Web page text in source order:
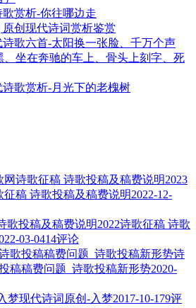
赏析-你往哪边走
创现代诗词赏析鉴赏
歌六首-太阳换一张脸、千万个声
、坐在奔驰的车上、骨头上刻字、死
歌赏析-月光下的老槐树
2023
稿 诗歌投稿及稿费说明2022-12-
2022诗歌征稿 诗歌
03-0414评论
诗
稿稿费问题_诗歌投稿新形势2020-
现代诗词原创-入梦2017-10-179评